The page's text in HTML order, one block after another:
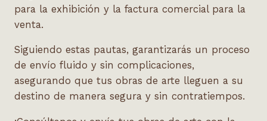
para la exhibición y la factura comercial para la
venta.
Siguiendo estas pautas, garantizarás un proceso
de envío fluido y sin complicaciones,
asegurando que tus obras de arte lleguen a su
destino de manera segura y sin contratiempos.